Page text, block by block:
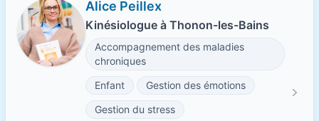
Alice Peillex
Kinésiologue à Thonon-les-Bains
Accompagnement des maladies
chroniques
Enfant
Gestion des émotions
Gestion du stress